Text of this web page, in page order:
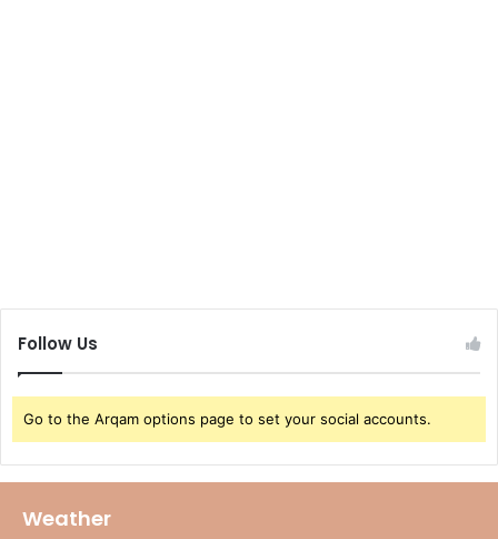
Follow Us
Go to the Arqam options page to set your social accounts.
Weather